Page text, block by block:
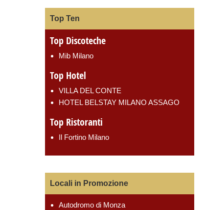
Top Ten
Top Discoteche
Mib Milano
Top Hotel
VILLA DEL CONTE
HOTEL BELSTAY MILANO ASSAGO
Top Ristoranti
Il Fortino Milano
Locali in Promozione
Autodromo di Monza